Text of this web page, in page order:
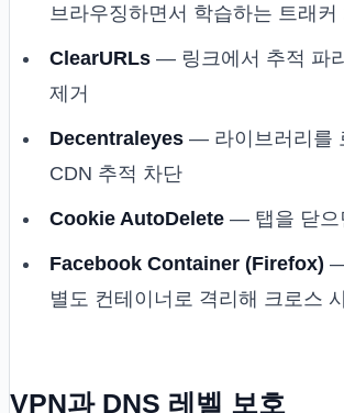
브라우징하면서 학습하는 트래커
ClearURLs — 링크에서 추적 파
제거
Decentraleyes — 라이브러리를
CDN 추적 차단
Cookie AutoDelete — 탭을 닫으
Facebook Container (Firefox)
별도 컨테이너로 격리해 크로스
VPN과 DNS 레벨 보호